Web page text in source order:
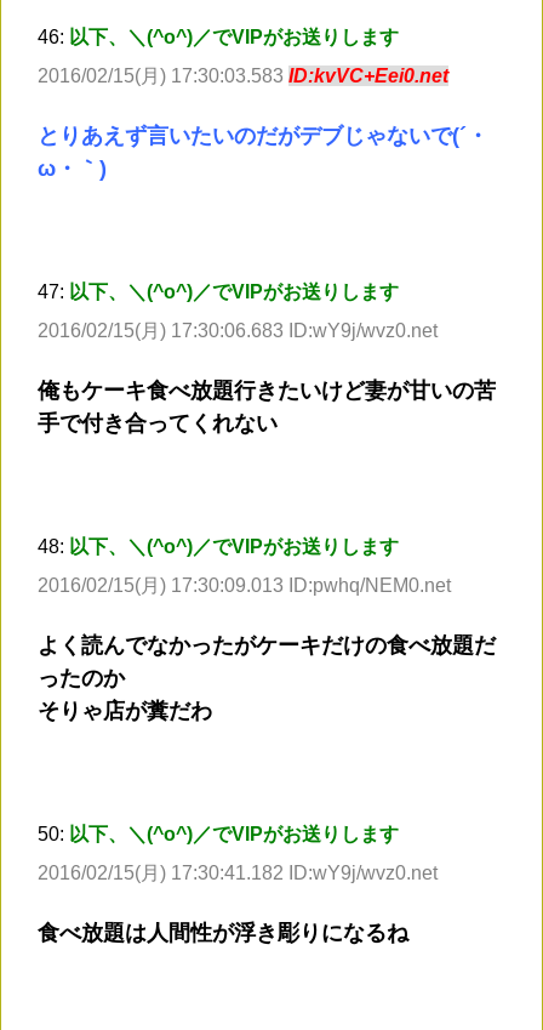
46: 以下、＼(^o^)／でVIPがお送りします
2016/02/15(月) 17:30:03.583 ID:kvVC+Eei0.net
とりあえず言いたいのだがデブじゃないで(´・
ω・｀)
47: 以下、＼(^o^)／でVIPがお送りします
2016/02/15(月) 17:30:06.683 ID:wY9j/wvz0.net
俺もケーキ食べ放題行きたいけど妻が甘いの苦
手で付き合ってくれない
48: 以下、＼(^o^)／でVIPがお送りします
2016/02/15(月) 17:30:09.013 ID:pwhq/NEM0.net
よく読んでなかったがケーキだけの食べ放題だ
ったのか
そりゃ店が糞だわ
50: 以下、＼(^o^)／でVIPがお送りします
2016/02/15(月) 17:30:41.182 ID:wY9j/wvz0.net
食べ放題は人間性が浮き彫りになるね